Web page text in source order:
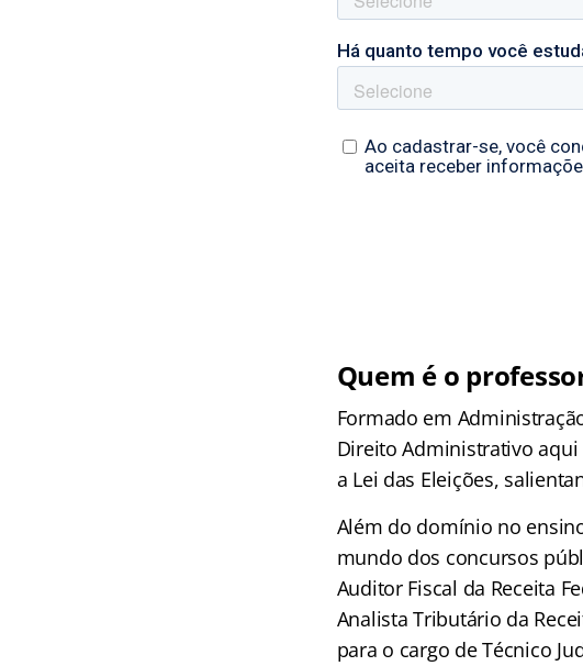
Quem é o
Formado em
Direito Administrativo
a Lei das Eleições,
Além do domínio no
mundo dos concursos
Auditor Fiscal da Receita
Analista Tributário da
para o cargo de Técnico